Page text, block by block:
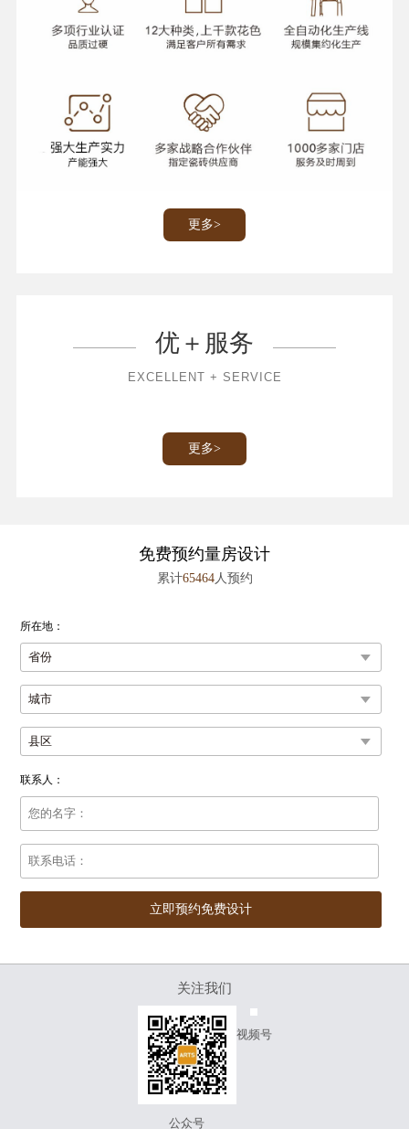
珠光釉
超细闪光干粒，让砖面呈现珠光般的闪耀颗粒质感；微凹凸防滑
层，遇水不打滑；臻白瓷质坯体，4级超耐磨釉面，持久耐用。
更多>
优＋服务
EXCELLENT + SERVICE
更多>
免费预约量房设计
累计65464人预约
所在地：
联系人：
关注我们
公众号
视频号